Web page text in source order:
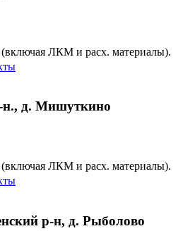
(включая ЛКМ и расх. материалы).
д. Мишуткино
(включая ЛКМ и расх. материалы).
р-н, д. Рыболово